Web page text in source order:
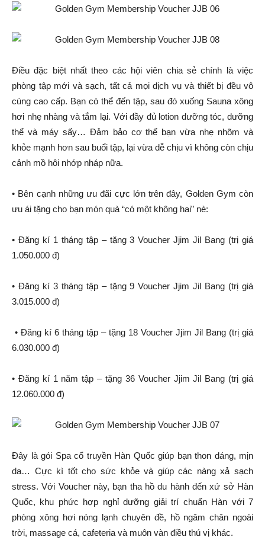
Điều đặc biệt nhất theo các hội viên chia sẻ chính là việc
phòng tập mới và sạch, tất cả mọi dịch vụ và thiết bị đều vô
cùng cao cấp. Bạn có thể đến tập, sau đó xuống Sauna xông
hơi nhẹ nhàng và tắm lại. Với đầy đủ lotion dưỡng tóc, dưỡng
thể và máy sấy… Đảm bảo cơ thể bạn vừa nhẹ nhõm và
khỏe mạnh hơn sau buổi tập, lại vừa dễ chịu vì không còn chịu
cảnh mồ hôi nhớp nháp nữa.
• Bên cạnh những ưu đãi cực lớn trên đây, Golden Gym còn
ưu ái tặng cho bạn món quà “có một không hai” nè:
• Đăng kí 1 tháng tập – tặng 3 Voucher Jjim Jil Bang (trị giá
1.050.000 đ)
• Đăng kí 3 tháng tập – tặng 9 Voucher Jjim Jil Bang (trị giá
3.015.000 đ)
• Đăng kí 6 tháng tập – tặng 18 Voucher Jjim Jil Bang (trị giá
6.030.000 đ)
• Đăng kí 1 năm tập – tặng 36 Voucher Jjim Jil Bang (trị giá
12.060.000 đ)
Đây là gói Spa cổ truyền Hàn Quốc giúp bạn thon dáng, mịn
da… Cực kì tốt cho sức khỏe và giúp các nàng xả sạch
stress. Với Voucher này, bạn tha hồ du hành đến xứ sở Hàn
Quốc, khu phức hợp nghỉ dưỡng giải trí chuẩn Hàn với 7
phòng xông hơi nóng lạnh chuyên đề, hồ ngâm chân ngoài
trời, massage cá, cafeteria và muôn vàn điều thú vị khác.